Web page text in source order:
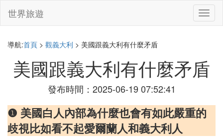
切
換
世界旅遊
導航:首頁 > 觀義大利 > 美國跟義大利有什麼矛盾
美國跟義大利有什麼矛盾
發布時間：2025-06-19 07:52:41
❶ 美國白人內部為什麼也會有如此嚴重的
歧視比如看不起愛爾蘭人和義大利人